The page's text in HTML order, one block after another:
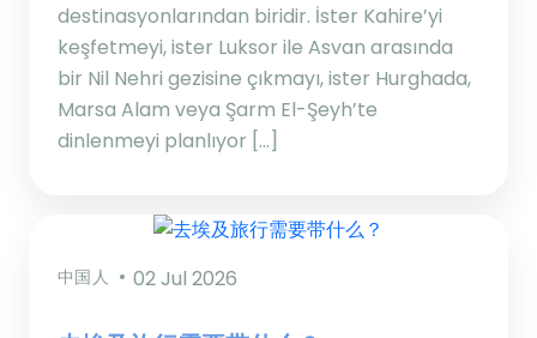
destinasyonlarından biridir. İster Kahire’yi
keşfetmeyi, ister Luksor ile Asvan arasında
bir Nil Nehri gezisine çıkmayı, ister Hurghada,
Marsa Alam veya Şarm El-Şeyh’te
dinlenmeyi planlıyor […]
中国人 02 Jul 2026